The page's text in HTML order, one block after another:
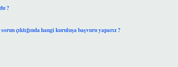
?
çıktığında hangi kuruluşa başvuru yaparız ?